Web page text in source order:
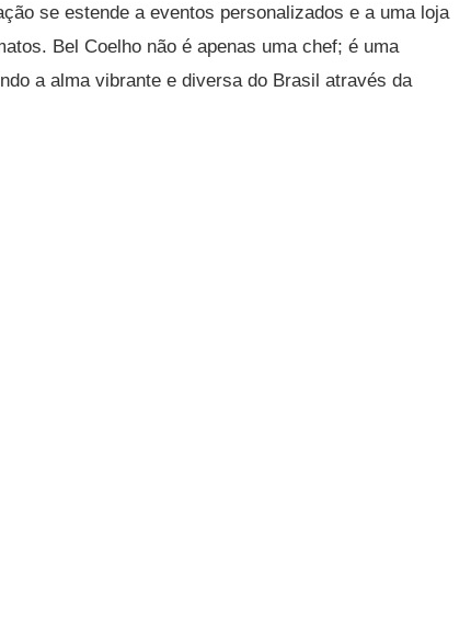
se estende a eventos personalizados e a uma loja
Bel Coelho não é apenas uma chef; é uma
a alma vibrante e diversa do Brasil através da